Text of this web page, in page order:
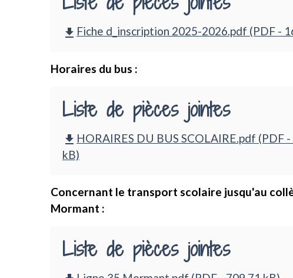
file_download Fiche d_inscription 2025-2026.pdf (PDF -
Horaires du bus :
Liste de pièces jointes
file_download HORAIRES DU BUS SCOLAIRE.pdf (PDF
kB)
Concernant le transport scolaire jusqu'au
Mormant :
Liste de pièces jointes